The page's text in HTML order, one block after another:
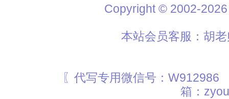
Copyright © 2002-
本站会员客服：胡
〖代写专用微信号：
箱：